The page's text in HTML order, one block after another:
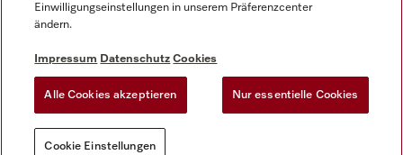
Nutzungsbedigungen
EU-Gesetzen über digitale Dienste
Einwilligungseinstellungen in unserem Präferenzcenter
ändern.
Impressum Datenschutz Cookies
Alle Cookies akzeptieren Nur essentielle Cookies
Cookie Einstellungen